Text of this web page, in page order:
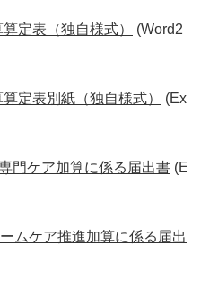
定表（独自様式）
(Word2
定表別紙（独自様式）
(Ex
門ケア加算に係る届出書 (E
ムケア推進加算に係る届出